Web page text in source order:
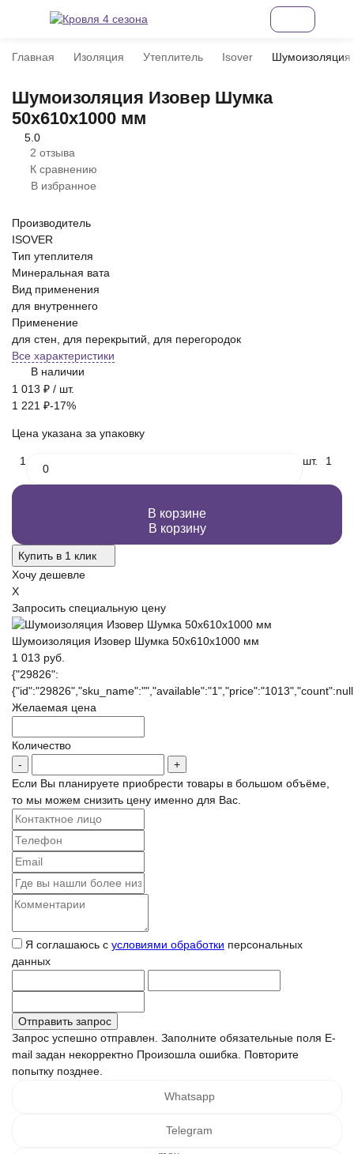
Главная Изоляция Утеплитель Isover
Шумоизоляция Изовер Шумка
50х610х1000 мм
5.0
2 отзыва
К сравнению
В избранное
Производитель
ISOVER
Тип утеплителя
Минеральная вата
Вид применения
для внутреннего
Применение
для стен, для перекрытий, для перегородок
Все характеристики
В наличии
1 013 ₽ / шт.
1 221 ₽-17%
Цена указана за упаковку
1 шт. 1
В корзине
В корзину
Купить в 1 клик
Хочу дешевле
X
Запросить специальную цену
Шумоизоляция Изовер Шумка 50х610х1000 мм
1 013 руб.
{"29826":
Желаемая цена
Количество
Если Вы планируете приобрести товары в большом объёме,
то мы можем снизить цену именно для Вас.
Я соглашаюсь с условиями обработки персональных
данных
Запрос успешно отправлен. Заполните обязательные поля E-
mail задан некорректно Произошла ошибка. Повторите
попытку позднее.
Whatsapp
Telegram